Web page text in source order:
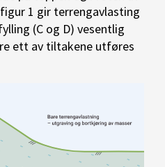
1 gir terrengavlasting
(C og D) vesentlig
ett av tiltakene utføres